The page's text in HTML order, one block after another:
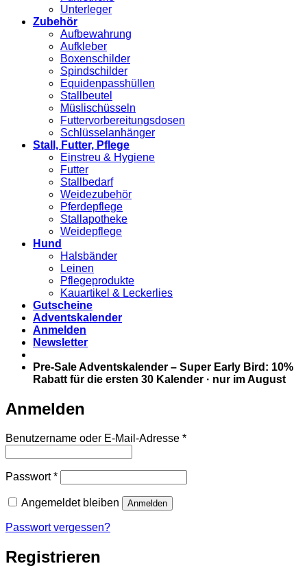
Unterleger
Zubehör
Aufbewahrung
Aufkleber
Boxenschilder
Spindschilder
Equidenpasshüllen
Stallbeutel
Müslischüsseln
Futtervorbereitungsdosen
Schlüsselanhänger
Stall, Futter, Pflege
Einstreu & Hygiene
Futter
Stallbedarf
Weidezubehör
Pferdepflege
Stallapotheke
Weidepflege
Hund
Halsbänder
Leinen
Pflegeprodukte
Kauartikel & Leckerlies
Gutscheine
Adventskalender
Anmelden
Newsletter
Pre-Sale Adventskalender – Super Early Bird: 10%
Rabatt für die ersten 30 Kalender · nur im August
Anmelden
Benutzername oder E-Mail-Adresse *Erforderlich
Passwort*Erforderlich
Angemeldet bleiben Anmelden
Passwort vergessen?
Registrieren